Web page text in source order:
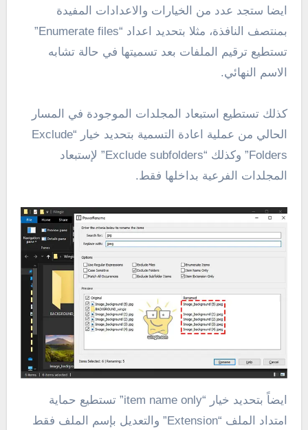
ايضا ستجد عدد من الخيارات والاعدادات المفيدة
بمنتصف النافذة، مثلا بتحديد اعداد “Enumerate files”
تستطيع ترقيم الملفات بعد تسميتها في حالة تشابه
الاسم النهائي.
كذلك تستطيع استبعاد المجلدات الموجودة في المسار
الحالي من عملية اعادة التسمية بتحديد خيار “Exclude
Folders” وكذلك “Exclude subfolders” لإستبعاد
المجلدات الفرعية بداخلها فقط.
ايضاً بتحديد خيار “item name only” تستطيع حماية
امتداد الملف “Extension” والتعديل بإسم الملف فقط